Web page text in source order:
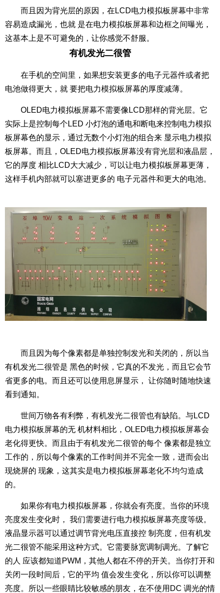
而且因为背光层的原因，在LCD电力模拟板屏幕中非常
容易造成漏光，也就 是在电力模拟板屏幕和边框之间曝光，
这基本上是不可避免的，让你感觉不舒服。
有机发光二很管
在手机的空间里，如果想安装更多的电子元器件或者把
电池做得更大，就 要把电力模拟板屏幕的厚度减薄。
OLED电力模拟板屏幕不需要像LCD那样的背光层。它
实际上是控制每个LED 小灯泡的通电和断电来控制电力模拟
板屏幕色的显示，通过无数个小灯泡的组合来 显示电力模拟
板屏幕。而且，OLED电力模拟板屏幕没有背光层和液晶层，
它的厚度 相比LCD大大减少，可以让电力模拟板屏幕更薄，
这样手机内部就可以塞进更多的 电子元器件和更大的电池。
而且因为每个像素都是单独控制发光和关闭的，所以当
有机发光二很管是 黑色的时候，它真的不发光，而且它会节
省更多的电。而且还可以使用息屏显示， 让你随时随地快速
看到通知。
世间万物各有利弊，有机发光二很管也有缺陷。与LCD
电力模拟板屏幕的无 机材料相比，OLED电力模拟板屏幕会
老化得更快。而且由于有机发光二很管的每个 像素都是独立
工作的，所以每个像素的工作时间并不完全一致，进而会出
现烧屏的 现象，这其实是电力模拟板屏幕老化不均匀造成
的。
如果你有电力模拟板屏幕，你就会有亮度。当你的环境
亮度发生变化时， 我们需要进行电力模拟板屏幕亮度等级。
液晶显示器可以通过调节背光电压直接控 制亮度，但有机发
光二很管不能采用这种方式。它需要脉宽调制调光。了解它
的人 应该都知道PWM，其他人都在不停的开关。当你打开和
关闭一段时间后，它的平均 值会发生变化，所以你可以调整
亮度。所以一些眼睛比较敏感的朋友，在不使用DC 调光的情